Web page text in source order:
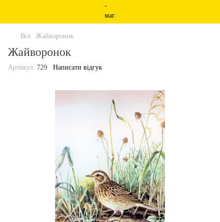
Все Жайворонок
Жайворонок
Артикул: 729 Написати відгук